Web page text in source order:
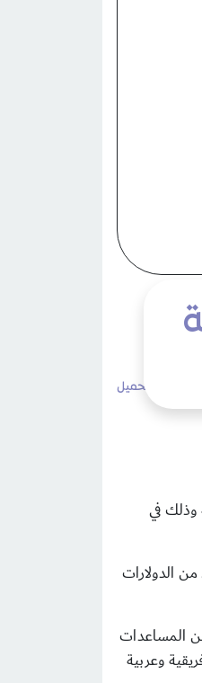
تحميل
وذلك في
الدولارات
المساعدات
وعربية